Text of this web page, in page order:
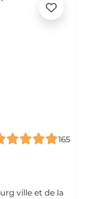
165
ville et de la